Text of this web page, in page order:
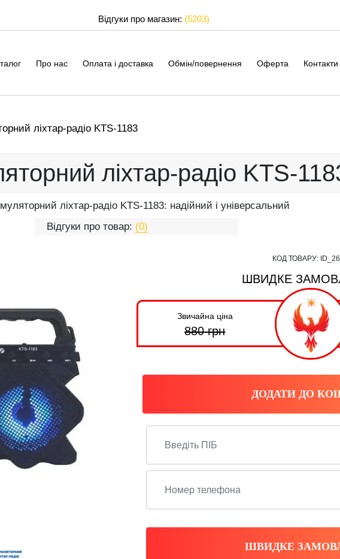
Відгуки про магазин: (5203)
Про нас Оплата і доставка Обмін/повернення Оферта Контакти
ліхтар-радіо KTS-1183
ліхтар-радіо KTS-
ліхтар-радіо KTS-1183: надійний і універсальний
Відгуки про товар: (0)
КОД ТОВАРУ:
ШВИДКЕ
Звичайна ціна
880грн
ДОДАТИ ДО
ШВИДКЕ